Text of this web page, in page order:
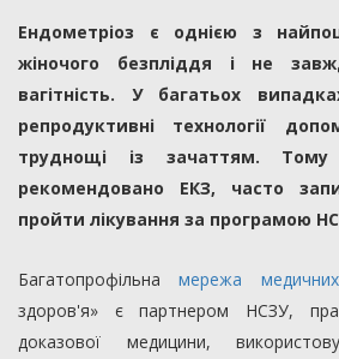
Ендометріоз є однією з
жіночого безпліддя і не
вагітність. У багатьох
репродуктивні технології
труднощі із зачаттям. Тому
рекомендовано ЕКЗ, часто
пройти лікування за програмою
Багатопрофільнамережа
здоров'я» є партнером НСЗУ,
доказової медицини,